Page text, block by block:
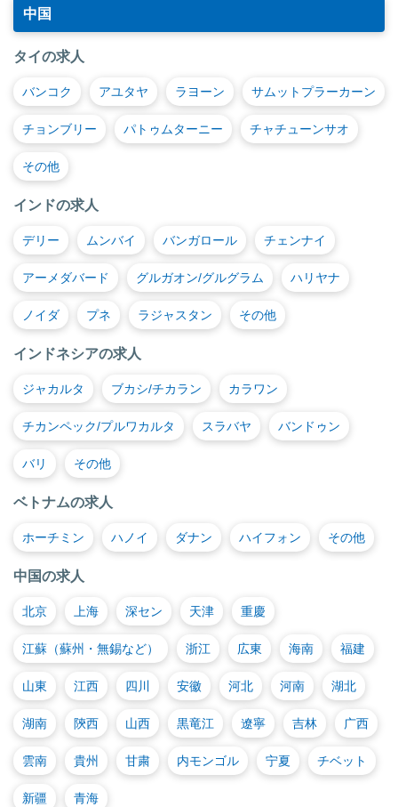
中国
タイの求人
バンコク アユタヤ ラヨーン サムットプラーカーン
チョンブリー パトゥムターニー チャチューンサオ
その他
インドの求人
デリー ムンバイ バンガロール チェンナイ
アーメダバード グルガオン/グルグラム ハリヤナ
ノイダ プネ ラジャスタン その他
インドネシアの求人
ジャカルタ ブカシ/チカラン カラワン
チカンペック/プルワカルタ スラバヤ バンドゥン
バリ その他
ベトナムの求人
ホーチミン ハノイ ダナン ハイフォン その他
中国の求人
北京 上海 深セン 天津 重慶
江蘇（蘇州・無錫など） 浙江 広東 海南 福建
山東 江西 四川 安徽 河北 河南 湖北
湖南 陝西 山西 黒竜江 遼寧 吉林 广西
雲南 貴州 甘粛 内モンゴル 宁夏 チベット
新疆 青海